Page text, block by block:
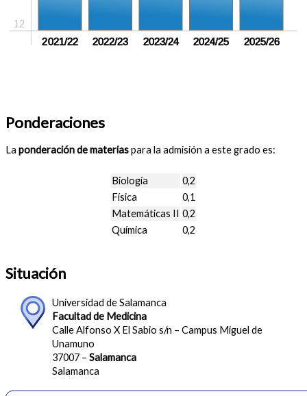
12
2021/22 2022/23 2023/24 2024/25 2025/26
Ponderaciones
La ponderación de materiaspara la admisión a este grado es:
Biología
0,2
Física
0,1
Matemáticas II 0,2
Química
0,2
Situación
Universidad de Salamanca
Facultad de Medicina
Calle Alfonso X El Sabio s/n – Campus Miguel de
Unamuno
37007 – Salamanca
Salamanca